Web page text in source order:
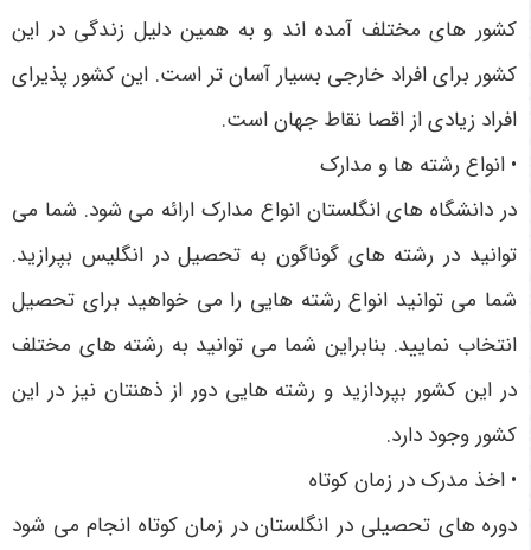
کشور های مختلف آمده اند و به همین دلیل زندگی در این
کشور برای افراد خارجی بسیار آسان تر است. این کشور پذیرای
افراد زیادی از اقصا نقاط جهان است.
• انواع رشته ها و مدارک
در دانشگاه های انگلستان انواع مدارک ارائه می شود. شما می
توانید در رشته های گوناگون به تحصیل در انگلیس بپرازید.
شما می توانید انواع رشته هایی را می خواهید برای تحصیل
انتخاب نمایید. بنابراین شما می توانید به رشته های مختلف
در این کشور بپردازید و رشته هایی دور از ذهنتان نیز در این
کشور وجود دارد.
• اخذ مدرک در زمان کوتاه
دوره های تحصیلی در انگلستان در زمان کوتاه انجام می شود